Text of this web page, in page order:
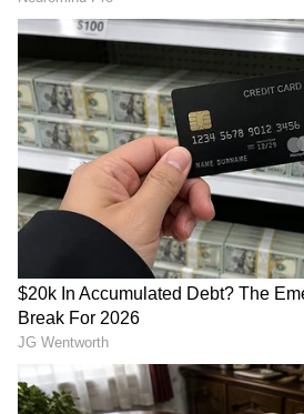
RECOMMENDED STORIES